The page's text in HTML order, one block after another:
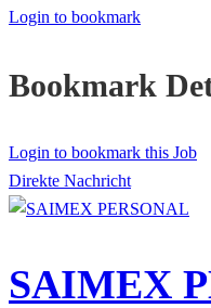
Login to bookmark
Bookmark
Login to bookmark this Job
Direkte Nachricht
SAIMEX